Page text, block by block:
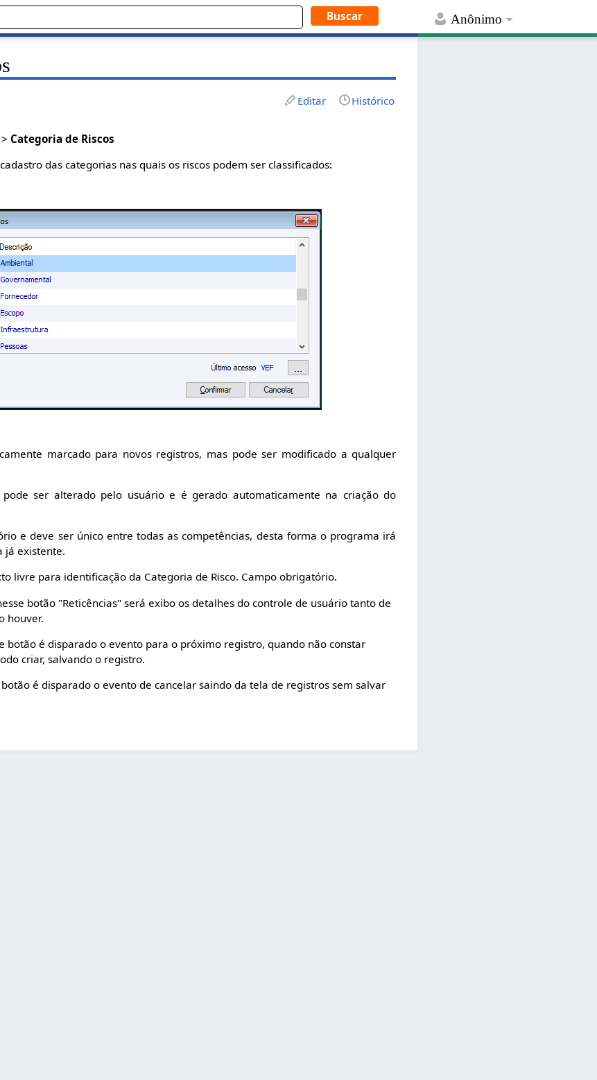
Anônimo
Editar Histórico
> Categoria de Riscos
das categorias nas quais os riscos podem ser classificados:
marcado para novos registros, mas pode ser modificado a qualquer
ser alterado pelo usuário e é gerado automaticamente na criação do
e deve ser único entre todas as competências, desta forma o programa irá
já existente.
livre para identificação da Categoria de Risco. Campo obrigatório.
botão "Reticências" será exibo os detalhes do controle de usuário tanto de
houver.
botão é disparado o evento para o próximo registro, quando não constar
criar, salvando o registro.
botão é disparado o evento de cancelar saindo da tela de registros sem salvar